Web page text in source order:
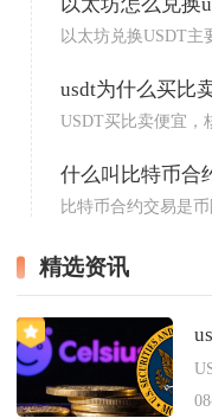
以太坊怎么兑换
以太坊兑换USDT主
usdt为什么买比
USDT买比卖便宜，
什么叫比特币合
比特币合约交易是
精选资讯